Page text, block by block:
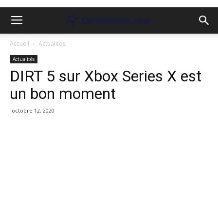
Accueil Actualités
Actualités
DIRT 5 sur Xbox Series X est
un bon moment
octobre 12, 2020